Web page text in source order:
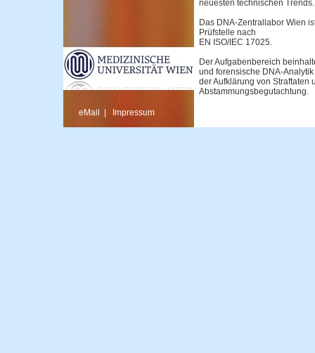
eMail Impressum
neuesten technischen Trends.
Das DNA-Zentrallabor Wien
Prüfstelle nach
EN ISO/IEC 17025.
Der Aufgabenbereich
und forensische DNA-
der Aufklärung von Straftaten
Abstammungsbegutachtung.